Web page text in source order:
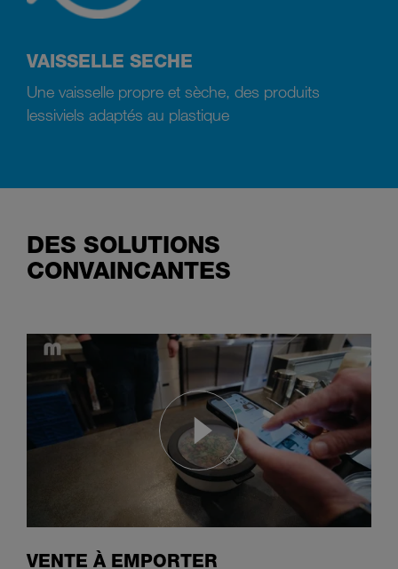
VAISSELLE SECHE
Une vaisselle propre et sèche, des produits
lessiviels adaptés au plastique
DES SOLUTIONS
CONVAINCANTES
VENTE À EMPORTER